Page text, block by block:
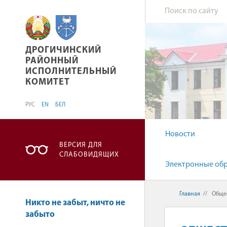
ДРОГИЧИНСКИЙ РАЙОННЫЙ
ДРОГИЧИНСКИЙ
РАЙОННЫЙ
ИСПОЛНИТЕЛЬНЫЙ
КОМИТЕТ
РУС EN БЕЛ
ВЕРСИЯ ДЛЯ
СЛАБОВИДЯЩИХ
Новости
Электронные
Никто не забыт, ничто не
забыто
Главная //